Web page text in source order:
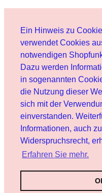
Ein Hinweis zu
verwendet Cookies
notwendigen
Dazu werden
in sogenannten
die Nutzung dieser
sich mit der
einverstanden.
Informationen, auch
Widerspruchsrecht,
Erfahren Sie mehr.
Benutzer
Service